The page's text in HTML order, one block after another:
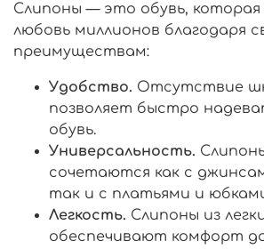
Слипоны — это обувь, которая
любовь миллионов благодаря
преимуществам:
Удобство. Отсутствие
позволяет быстро
обувь.
Универсальность.
сочетаются как с
так и с платьями и
Легкость. Слипоны из
обеспечивают комфорт